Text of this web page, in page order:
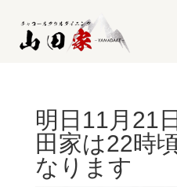
明日11月21
田家は22時
なります